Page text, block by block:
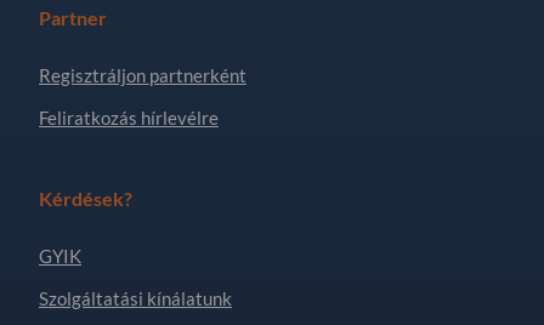
Partner
Regisztráljon partnerként
Feliratkozás hírlevélre
Kérdések?
GYIK
Szolgáltatási kínálatunk